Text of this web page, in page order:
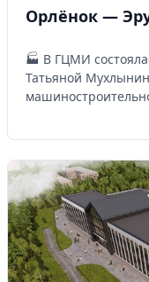
Орлёнок —
🏭 В ГЦМИ
Татьяной